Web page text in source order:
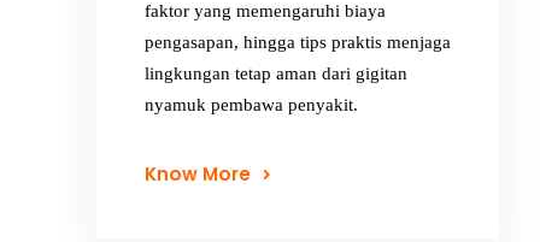
faktor yang memengaruhi biaya
pengasapan, hingga tips praktis menjaga
lingkungan tetap aman dari gigitan
nyamuk pembawa penyakit.
Know More